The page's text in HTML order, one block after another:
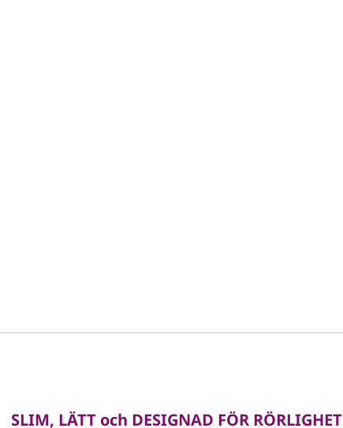
SLIM, LÄTT och DESIGNAD FÖR RÖRLIGHET